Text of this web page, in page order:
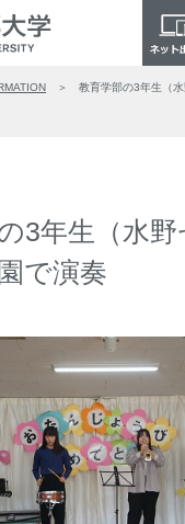
教育学部の3年生（
3年生（水
で演奏